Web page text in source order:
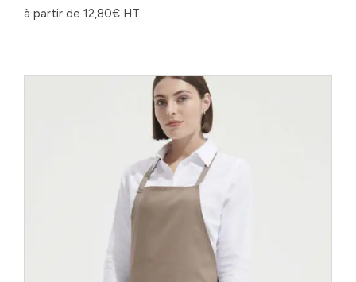
à partir de 12,80€ HT